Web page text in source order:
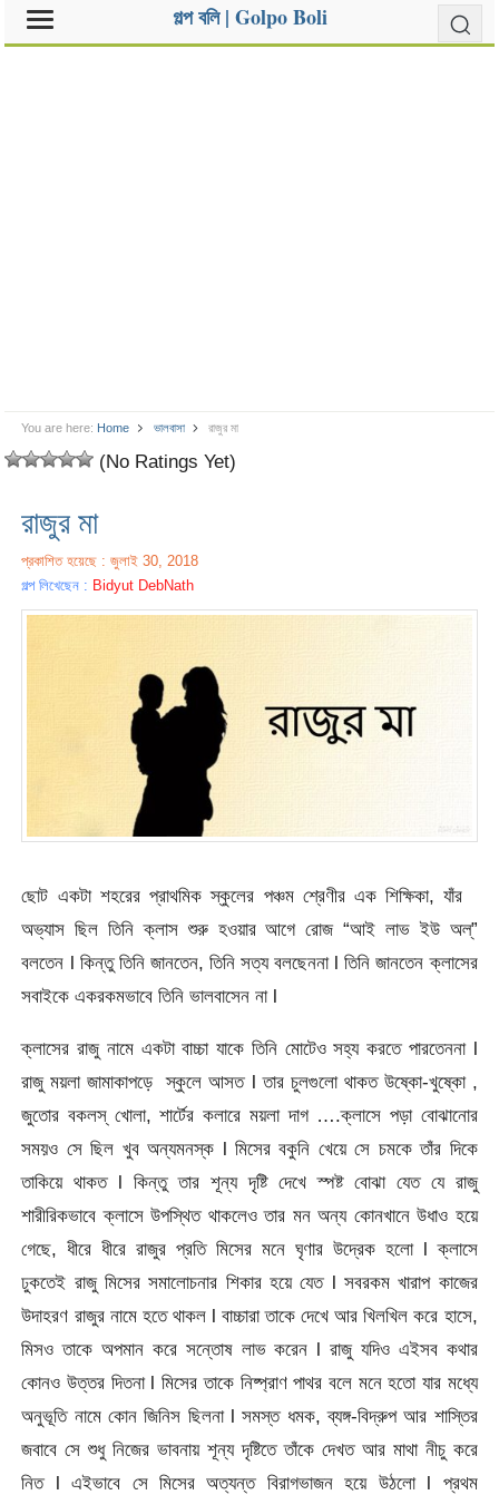
গল্প বলি | Golpo Boli
You are here: Home ভালবাসা রাজুর মা
(No Ratings Yet)
রাজুর মা
প্রকাশিত হয়েছে : জুলাই 30, 2018
গল্প লিখেছেন : Bidyut DebNath
ছোট একটা শহরের প্রাথমিক স্কুলের পঞ্চম শ্রেণীর এক শিক্ষিকা, যাঁর
অভ্যাস ছিল তিনি ক্লাস শুরু হওয়ার আগে রোজ “আই লাভ ইউ অল্”
বলতেন l কিন্তু তিনি জানতেন, তিনি সত্য বলছেননা l তিনি জানতেন ক্লাসের
সবাইকে একরকমভাবে তিনি ভালবাসেন না l
ক্লাসের রাজু নামে একটা বাচ্চা যাকে তিনি মোটেও সহ্য করতে পারতেননা l
রাজু ময়লা জামাকাপড়ে স্কুলে আসত l তার চুলগুলো থাকত উষ্কো-খুষ্কো ,
জুতোর বকলস্ খোলা, শার্টের কলারে ময়লা দাগ ….ক্লাসে পড়া বোঝানোর
সময়ও সে ছিল খুব অন্যমনস্ক l মিসের বকুনি খেয়ে সে চমকে তাঁর দিকে
তাকিয়ে থাকত l কিন্তু তার শূন্য দৃষ্টি দেখে স্পষ্ট বোঝা যেত যে রাজু
শারীরিকভাবে ক্লাসে উপস্থিত থাকলেও তার মন অন্য কোনখানে উধাও হয়ে
গেছে, ধীরে ধীরে রাজুর প্রতি মিসের মনে ঘৃণার উদ্রেক হলো l ক্লাসে
ঢুকতেই রাজু মিসের সমালোচনার শিকার হয়ে যেত l সবরকম খারাপ কাজের
উদাহরণ রাজুর নামে হতে থাকল l বাচ্চারা তাকে দেখে আর খিলখিল করে হাসে,
মিসও তাকে অপমান করে সন্তোষ লাভ করেন l রাজু যদিও এইসব কথার
কোনও উত্তর দিতনা l মিসের তাকে নিষ্প্রাণ পাথর বলে মনে হতো যার মধ্যে
অনুভূতি নামে কোন জিনিস ছিলনা l সমস্ত ধমক, ব্যঙ্গ-বিদ্রুপ আর শাস্তির
জবাবে সে শুধু নিজের ভাবনায় শূন্য দৃষ্টিতে তাঁকে দেখত আর মাথা নীচু করে
নিত l এইভাবে সে মিসের অত্যন্ত বিরাগভাজন হয়ে উঠলো l প্রথম